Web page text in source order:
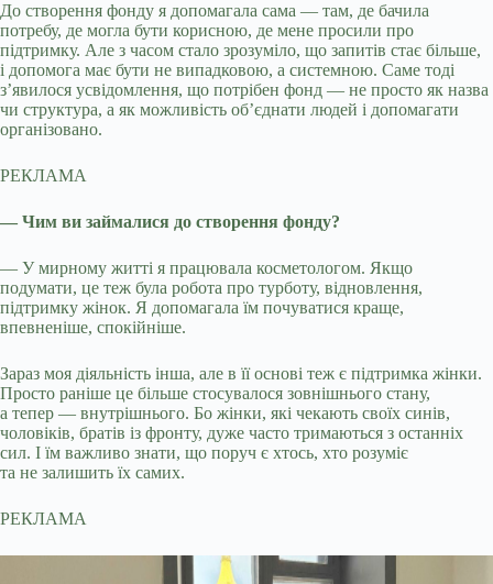
До створення фонду я допомагала сама — там, де бачила
потребу, де могла бути корисною, де мене просили про
підтримку. Але з часом стало зрозуміло, що запитів стає більше,
і допомога має бути не випадковою, а системною. Саме тоді
з’явилося усвідомлення, що потрібен фонд — не просто як назва
чи структура, а як можливість об’єднати людей і допомагати
організовано.
РЕКЛАМА
— Чим ви займалися до створення фонду?
— У мирному житті я працювала косметологом. Якщо
подумати, це теж була робота про турботу, відновлення,
підтримку жінок. Я допомагала їм почуватися краще,
впевненіше, спокійніше.
Зараз моя діяльність інша, але в її основі теж є підтримка жінки.
Просто раніше це більше стосувалося зовнішнього стану,
а тепер — внутрішнього. Бо жінки, які чекають своїх синів,
чоловіків, братів із фронту, дуже часто тримаються з останніх
сил. І їм важливо знати, що поруч є хтось, хто розуміє
та не залишить їх самих.
РЕКЛАМА